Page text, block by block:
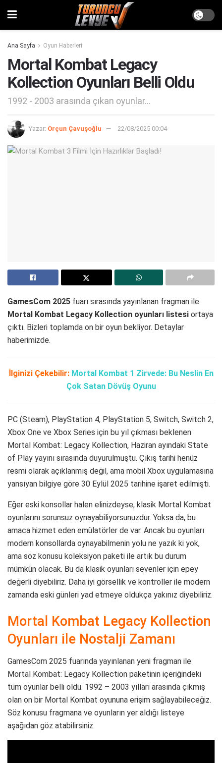
Ana Sayfa Oyun Haberleri
Mortal Kombat Legacy
Kollection Oyunları Belli Oldu
1992 - 2003 arasında çıkan oyunlar...
Yazar: Orçun Çavuşoğlu 22/08/2025 00:04
GamesCom 2025 fuarı sırasında yayınlanan fragman ile
Mortal Kombat Legacy Kollection oyunları listesi ortaya
çıktı. Bizleri toplamda on bir oyun bekliyor. Detaylar
haberimizde.
İlginizi Çekebilir: Mortal Kombat 1 Zirvede: Bu Neslin En
Çok Satan Dövüş Oyunu
PC (Steam), PlayStation 4, PlayStation 5, Switch, Switch 2,
Xbox One ve Xbox Series için bu yıl çıkması beklenen
Mortal Kombat: Legacy Kollection, Haziran ayındaki State
of Play yayını sırasında duyurulmuştu. Çıkış tarihi henüz
resmi olarak açıklanmış değil, ama mobil Xbox uygulamasına
yansıyan bilgiye göre 30 Eylül 2025 tarihine işaret edilmişti.
Eğer eski konsollar halen elinizdeyse, klasik Mortal Kombat
oyunlarını sorunsuz oynayabiliyorsunuzdur. Yoksa da, bu
amaca hizmet eden emülatörler de var. Ancak bu oyunları
modern konsollarda oynayabilmenin yolu ne yazık ki yok,
ama söz konusu koleksiyon paketi ile artık bu durum
mümkün olacak. Bu da klasik oyunları sevenler için epey
değerli diyebiliriz. Daha iyi görsellik ve kontroller ile modern
zamanda eski günleri yad etmeye oldukça yakınız diyebiliriz.
Mortal Kombat Legacy Kollection
Oyunları ile Nostalji Zamanı
GamesCom 2025 fuarında yayınlanan yeni fragman ile
Mortal Kombat: Legacy Kollection paketinin içeriğindeki
tüm oyunlar belli oldu. 1992 – 2003 yılları arasında çıkmış
olan on bir Mortal Kombat oyununa erişim sağlayabileceğiz.
Söz konusu fragmana ve oyunların yer aldığı listeye
aşağıdan göz atabilirsiniz.